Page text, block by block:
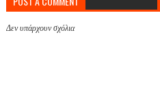
Δεν υπάρχουν σχόλια